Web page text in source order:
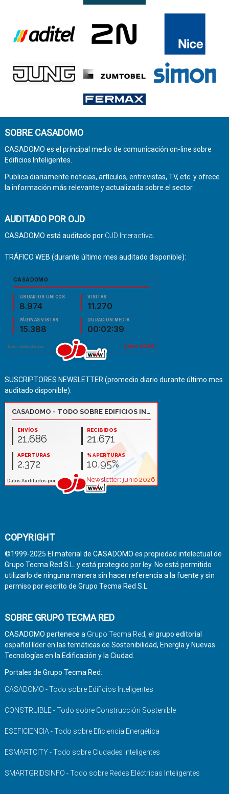
SOBRE CASADOMO
CASADOMO es el principal medio de comunicación on-line sobre
Edificios Inteligentes.
Publica diariamente noticias, artículos, entrevistas, TV, etc. y ofrece
la información más relevante y actualizada sobre el sector.
AUDITADO POR OJD
CASADOMO está auditado por OJD Interactiva.
TRÁFICO WEB (durante último mes auditado disponible):
SUSCRIPTORES NEWSLETTER (promedio diario durante último mes
auditado disponible):
COPYRIGHT
©1999-2025 El material de CASADOMO es propiedad intelectual de
Grupo Tecma Red S.L. y está protegido por ley. No está permitido
utilizarlo de ninguna manera sin hacer referencia a la fuente y sin
permiso por escrito de Grupo Tecma Red S.L.
SOBRE GRUPO TECMA RED
CASADOMO pertenece a Grupo Tecma Red, el grupo editorial
español líder en las temáticas de Sostenibilidad, Energía y Nuevas
Tecnologías en la Edificación y la Ciudad.
Portales de Grupo Tecma Red:
CASADOMO - Todo sobre Edificios Inteligentes
CONSTRUIBLE - Todo sobre Construcción Sostenible
ESEFICIENCIA - Todo sobre Eficiencia Energética
ESMARTCITY - Todo sobre Ciudades Inteligentes
SMARTGRIDSINFO - Todo sobre Redes Eléctricas Inteligentes